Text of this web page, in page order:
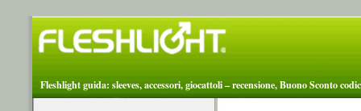
Fleshlight guida: sleeves, accessori, giocattoli – recensione, Buono Sconto